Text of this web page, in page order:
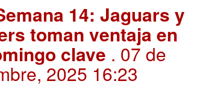
14: Jaguars y
toman ventaja en
clave . 07 de
2025 16:23